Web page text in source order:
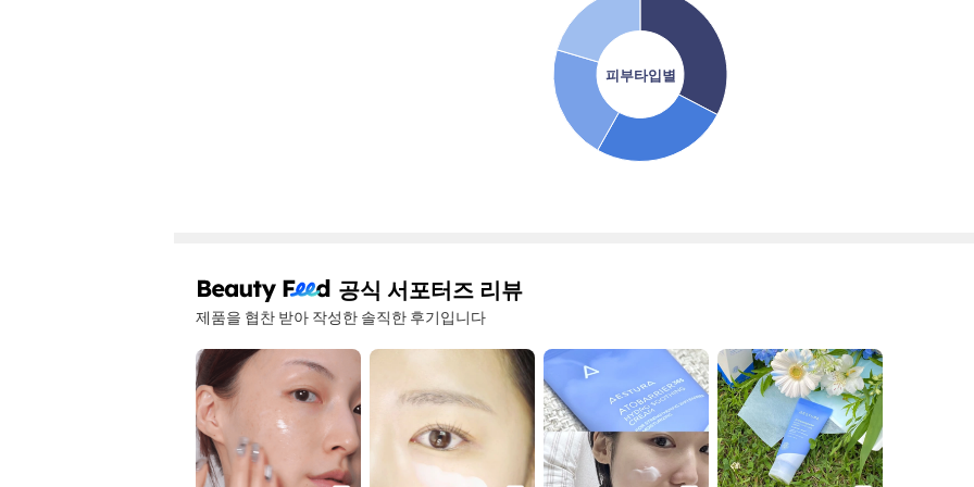
피부타입별
공식 서포터즈 리뷰
제품을 협찬 받아 작성한 솔직한 후기입니다